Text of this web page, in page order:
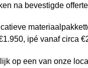
na bevestigde
ipé vanaf circa
op een van onze